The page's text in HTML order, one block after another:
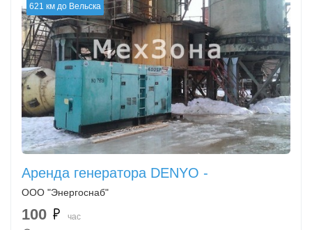
621 км до Вельска
Аренда генератора DENYO -
ООО "Энергоснаб"
100
час